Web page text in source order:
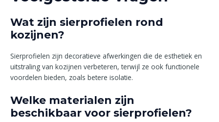
Wat zijn sierprofielen rond
kozijnen?
Sierprofielen zijn decoratieve afwerkingen die de esthetiek en
uitstraling van kozijnen verbeteren, terwijl ze ook functionele
voordelen bieden, zoals betere isolatie.
Welke materialen zijn
beschikbaar voor sierprofielen?